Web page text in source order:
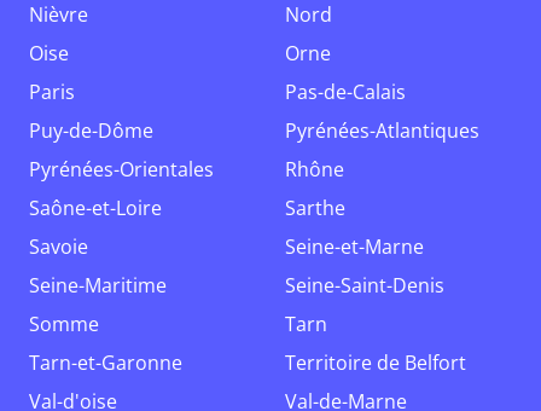
Nièvre
Nord
Oise
Orne
Paris
Pas-de-Calais
Puy-de-Dôme
Pyrénées-Atlantiques
Pyrénées-Orientales
Rhône
Saône-et-Loire
Sarthe
Savoie
Seine-et-Marne
Seine-Maritime
Seine-Saint-Denis
Somme
Tarn
Tarn-et-Garonne
Territoire de Belfort
Val-d'oise
Val-de-Marne